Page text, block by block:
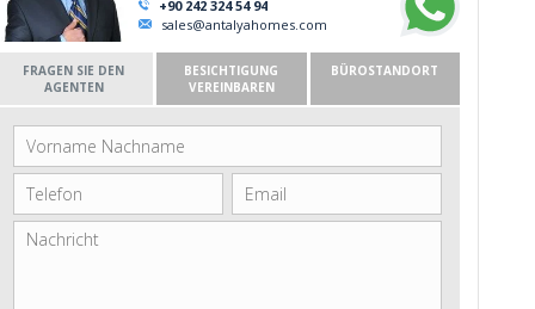
+90 242 324 54 94
sales@antalyahomes.com
FRAGEN SIE DEN
AGENTEN
BESICHTIGUNG
VEREINBAREN
BÜROSTANDORT